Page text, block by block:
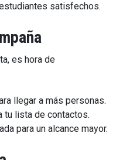
satisfechos.
es hora de
llegar a más personas.
tu lista de contactos.
para un alcance mayor.